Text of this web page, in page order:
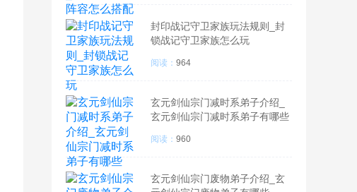
封印战记守卫家族玩法规则_封
锁战记守卫家族怎么玩
阅读： 964
玄元剑仙宗门减时系弟子介绍_
玄元剑仙宗门减时系弟子有哪些
阅读： 960
玄元剑仙宗门废物弟子介绍_玄